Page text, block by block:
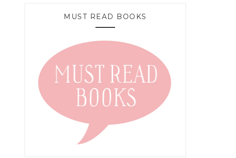
MUST READ BOOKS